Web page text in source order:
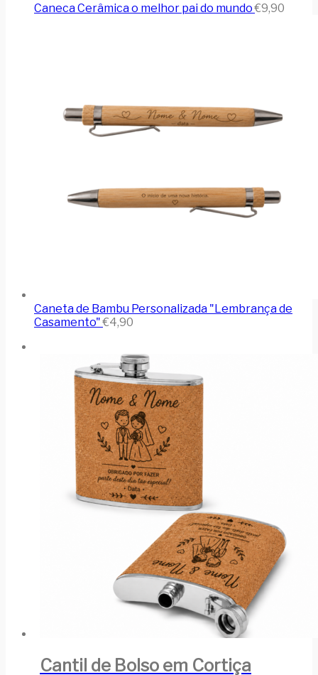
Caneca Cerâmica o melhor pai do mundo €9,90
Caneta de Bambu Personalizada "Lembrança de
Casamento" €4,90
Cantil de Bolso em Cortiça